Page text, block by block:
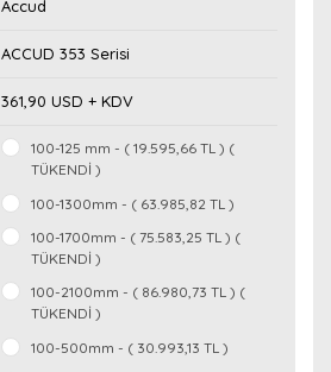
Accud
ACCUD 353 Serisi
361,90 USD + KDV
100-125 mm - ( 19.595,66 TL ) (
TÜKENDİ )
100-1300mm - ( 63.985,82 TL )
100-1700mm - ( 75.583,25 TL ) (
TÜKENDİ )
100-2100mm - ( 86.980,73 TL ) (
TÜKENDİ )
100-500mm - ( 30.993,13 TL )